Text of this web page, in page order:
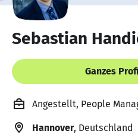
Sebastian
Ganzes
Angestellt, People
Hannover, Deutschland